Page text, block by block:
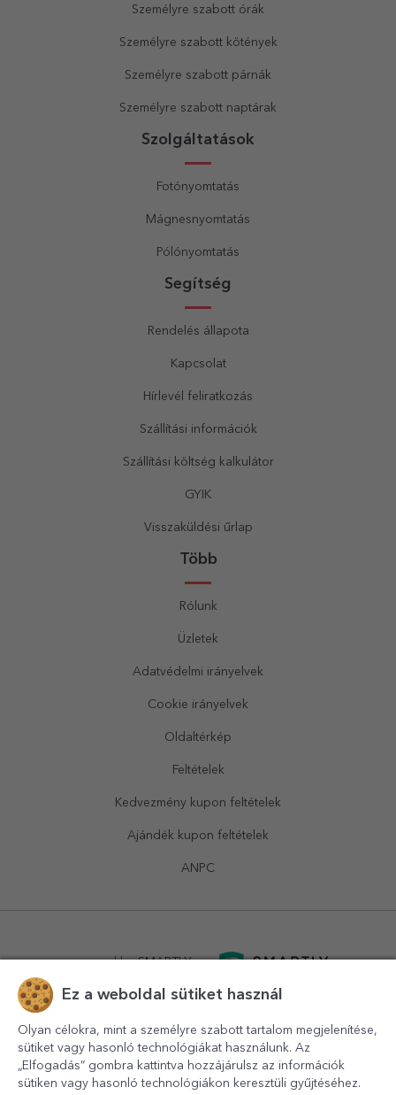
Személyre szabott órák
Személyre szabott kötények
Személyre szabott párnák
Személyre szabott naptárak
Szolgáltatások
Fotónyomtatás
Mágnesnyomtatás
Pólónyomtatás
Segítség
Rendelés állapota
Kapcsolat
Hírlevél feliratkozás
Szállítási információk
Szállítási költség kalkulátor
GYIK
Visszaküldési űrlap
Több
Rólunk
Üzletek
Adatvédelmi irányelvek
Cookie irányelvek
Oldaltérkép
Feltételek
Kedvezmény kupon feltételek
Ajándék kupon feltételek
ANPC
powered bySMARTLY.ro
Ez a weboldal sütiket használ
Olyan célokra, mint a személyre szabott tartalom megjelenítése,
sütiket vagy hasonló technológiákat használunk. Az
„Elfogadás” gombra kattintva hozzájárulsz az információk
sütiken vagy hasonló technológiákon keresztüli gyűjtéséhez.